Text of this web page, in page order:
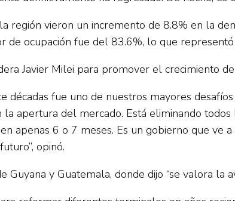
región vieron un incremento de 8.8% en la
de ocupación fue del 83.6%, lo que
Javier Milei para promover el crecimiento
fue uno de nuestros mayores
apertura del mercado. Está eliminando
apenas 6 o 7 meses. Es un gobierno que ve
opinó.
y Guatemala, donde dijo “se valora la